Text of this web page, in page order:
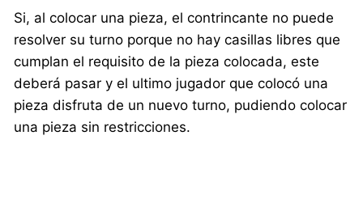
Si, al colocar una pieza, el contrincante no puede
resolver su turno porque no hay casillas libres que
cumplan el requisito de la pieza colocada, este
deberá pasar y el ultimo jugador que colocó una
pieza disfruta de un nuevo turno, pudiendo colocar
una pieza sin restricciones.